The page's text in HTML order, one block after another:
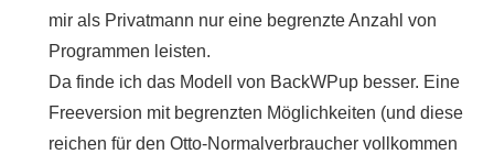
mir als Privatmann nur eine begrenzte Anzahl von
Programmen leisten.
Da finde ich das Modell von BackWPup besser. Eine
Freeversion mit begrenzten Möglichkeiten (und diese
reichen für den Otto-Normalverbraucher vollkommen